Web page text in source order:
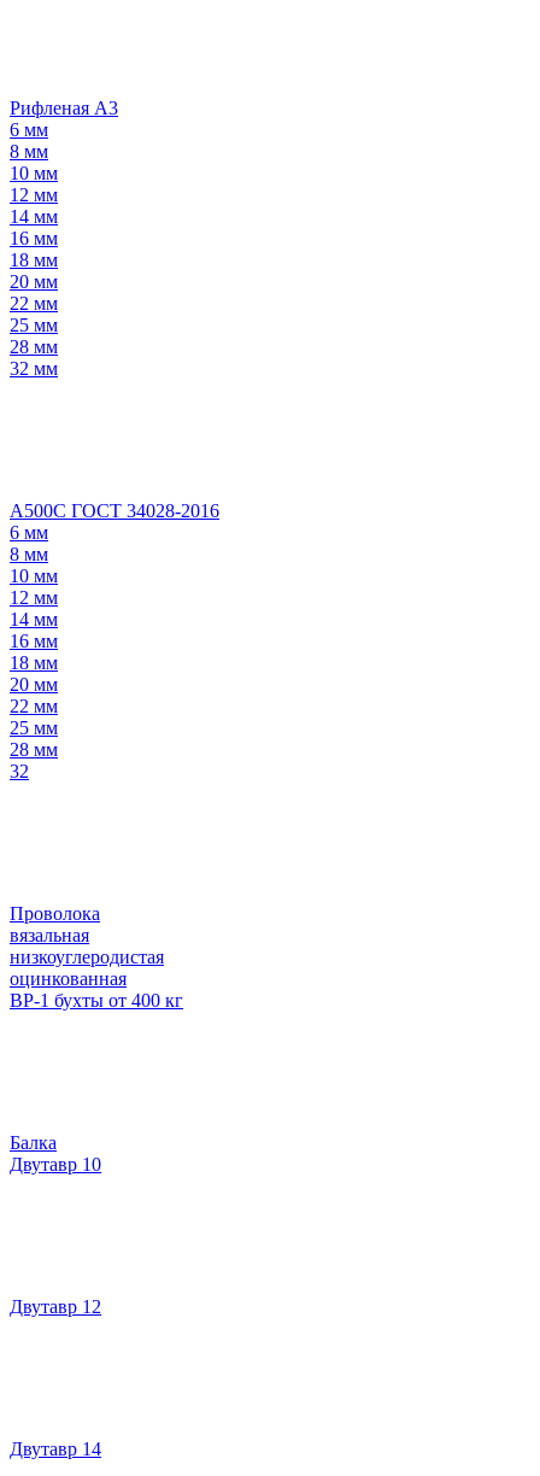
Рифленая А3
6 мм
8 мм
10 мм
12 мм
14 мм
16 мм
18 мм
20 мм
22 мм
25 мм
28 мм
32 мм
А500С ГОСТ 34028-2016
6 мм
8 мм
10 мм
12 мм
14 мм
16 мм
18 мм
20 мм
22 мм
25 мм
28 мм
32
Проволока
вязальная
низкоуглеродистая
оцинкованная
ВР-1 бухты от 400 кг
Балка
Двутавр 10
Двутавр 12
Двутавр 14